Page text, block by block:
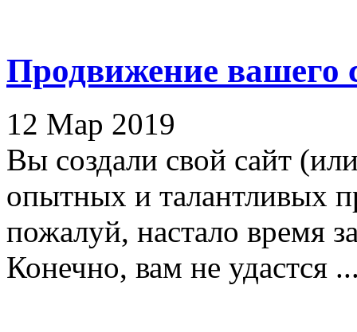
Продвижение вашего
12 Мар 2019
Вы создали свой сайт
опытных и талантливых
пожалуй, настало время
Конечно, вам не удастся